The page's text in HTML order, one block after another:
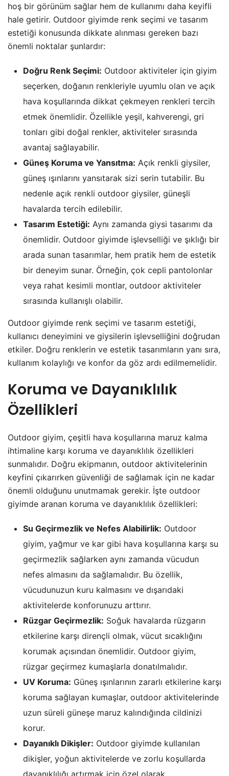
hoş bir görünüm sağlar hem de kullanımı daha keyifli
hale getirir. Outdoor giyimde renk seçimi ve tasarım
estetiği konusunda dikkate alınması gereken bazı
önemli noktalar şunlardır:
Doğru Renk Seçimi: Outdoor aktiviteler için giyim
seçerken, doğanın renkleriyle uyumlu olan ve açık
hava koşullarında dikkat çekmeyen renkleri tercih
etmek önemlidir. Özellikle yeşil, kahverengi, gri
tonları gibi doğal renkler, aktiviteler sırasında
avantaj sağlayabilir.
Güneş Koruma ve Yansıtma: Açık renkli giysiler,
güneş ışınlarını yansıtarak sizi serin tutabilir. Bu
nedenle açık renkli outdoor giysiler, güneşli
havalarda tercih edilebilir.
Tasarım Estetiği: Aynı zamanda giysi tasarımı da
önemlidir. Outdoor giyimde işlevselliği ve şıklığı bir
arada sunan tasarımlar, hem pratik hem de estetik
bir deneyim sunar. Örneğin, çok cepli pantolonlar
veya rahat kesimli montlar, outdoor aktiviteler
sırasında kullanışlı olabilir.
Outdoor giyimde renk seçimi ve tasarım estetiği,
kullanıcı deneyimini ve giysilerin işlevselliğini doğrudan
etkiler. Doğru renklerin ve estetik tasarımların yanı sıra,
kullanım kolaylığı ve konfor da göz ardı edilmemelidir.
Koruma ve Dayanıklılık
Özellikleri
Outdoor giyim, çeşitli hava koşullarına maruz kalma
ihtimaline karşı koruma ve dayanıklılık özellikleri
sunmalıdır. Doğru ekipmanın, outdoor aktivitelerinin
keyfini çıkarırken güvenliği de sağlamak için ne kadar
önemli olduğunu unutmamak gerekir. İşte outdoor
giyimde aranan koruma ve dayanıklılık özellikleri:
Su Geçirmezlik ve Nefes Alabilirlik: Outdoor
giyim, yağmur ve kar gibi hava koşullarına karşı su
geçirmezlik sağlarken aynı zamanda vücudun
nefes almasını da sağlamalıdır. Bu özellik,
vücudunuzun kuru kalmasını ve dışarıdaki
aktivitelerde konforunuzu arttırır.
Rüzgar Geçirmezlik: Soğuk havalarda rüzgarın
etkilerine karşı dirençli olmak, vücut sıcaklığını
korumak açısından önemlidir. Outdoor giyim,
rüzgar geçirmez kumaşlarla donatılmalıdır.
UV Koruma: Güneş ışınlarının zararlı etkilerine karşı
koruma sağlayan kumaşlar, outdoor aktivitelerinde
uzun süreli güneşe maruz kalındığında cildinizi
korur.
Dayanıklı Dikişler: Outdoor giyimde kullanılan
dikişler, yoğun aktivitelerde ve zorlu koşullarda
dayanıklılığı artırmak için özel olarak